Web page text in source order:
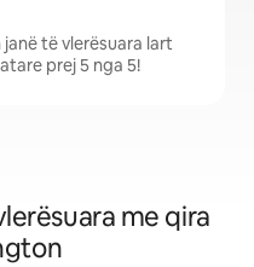
të vlerësuara lart
prej 5 nga 5!
me qira